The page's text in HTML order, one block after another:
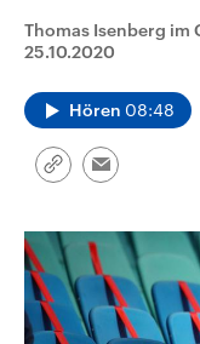
Wahl.
Audio-Archiv
Thomas Isenberg im
25.10.2020
Hören 08:48
Link
Email